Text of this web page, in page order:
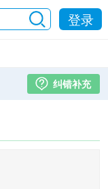
登录
纠错补充